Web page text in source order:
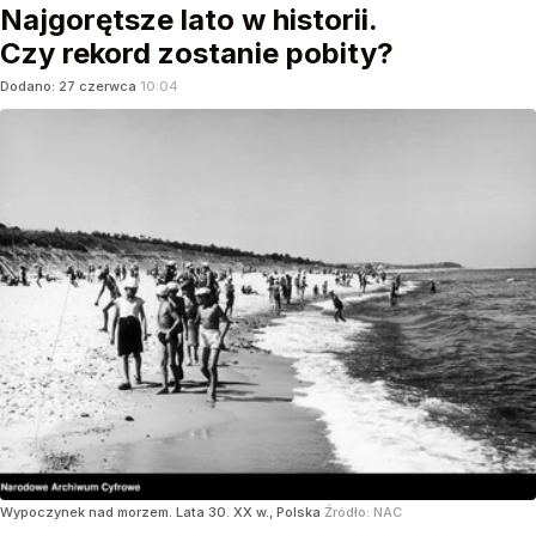
Najgorętsze lato w historii.
Czy rekord zostanie pobity?
Dodano: 27 czerwca 10:04
Wypoczynek nad morzem. Lata 30. XX w., Polska Źródło: NAC